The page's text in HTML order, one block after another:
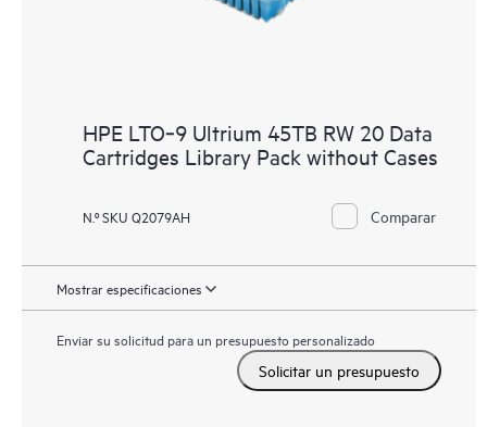
HPE LTO‑9 Ultrium 45TB RW 20 Data
Cartridges Library Pack without Cases
N.º SKU Q2079AH Comparar
Mostrar especificaciones
Enviar su solicitud para un presupuesto personalizado
Solicitar un presupuesto